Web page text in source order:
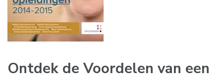
Ontdek de Voordelen van een